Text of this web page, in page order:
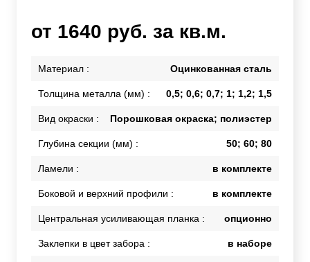
от 1640 руб. за кв.м.
Материал : Оцинкованная сталь
Толщина металла (мм) : 0,5; 0,6; 0,7; 1; 1,2; 1,5
Вид окраски : Порошковая окраска; полиэстер
Глубина секции (мм) : 50; 60; 80
Ламели : в комплекте
Боковой и верхний профили : в комплекте
Центральная усиливающая планка : опционно
Заклепки в цвет забора : в наборе